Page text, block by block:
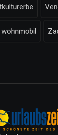
wohnmobil